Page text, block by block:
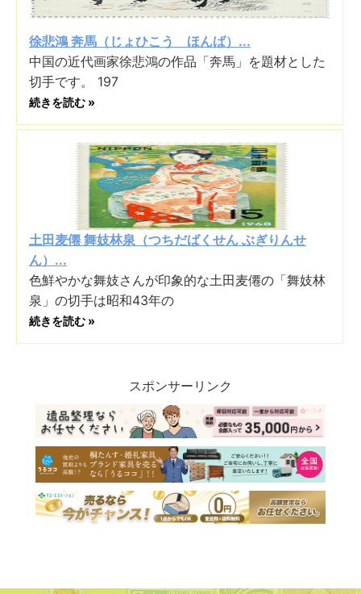
徐悲鴻 奔馬（じょひこう ほんば）...
中国の近代画家徐悲鴻の作品「奔馬」を題材とした
切手です。 197
続きを読む »
土田麦僊 舞妓林泉（つちだばくせん ぶぎりんせ
ん）...
色鮮やかな舞妓さんが印象的な土田麦僊の「舞妓林
泉」の切手は昭和43年の
続きを読む »
スポンサーリンク